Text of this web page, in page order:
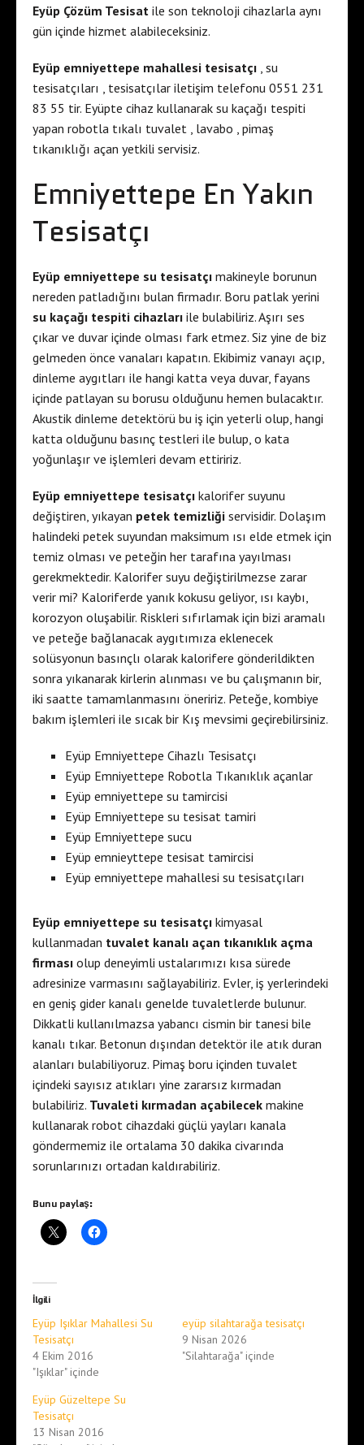
Eyüp Çözüm Tesisat ile son teknoloji cihazlarla aynı
gün içinde hizmet alabileceksiniz.
Eyüp emniyettepe mahallesi tesisatçı , su
tesisatçıları , tesisatçılar iletişim telefonu 0551 231
83 55 tir. Eyüpte cihaz kullanarak su kaçağı tespiti
yapan robotla tıkalı tuvalet , lavabo , pimaş
tıkanıklığı açan yetkili servisiz.
Emniyettepe En Yakın
Tesisatçı
Eyüp emniyettepe su tesisatçı makineyle borunun
nereden patladığını bulan firmadır. Boru patlak yerini
su kaçağı tespiti cihazları ile bulabiliriz. Aşırı ses
çıkar ve duvar içinde olması fark etmez. Siz yine de biz
gelmeden önce vanaları kapatın. Ekibimiz vanayı açıp,
dinleme aygıtları ile hangi katta veya duvar, fayans
içinde patlayan su borusu olduğunu hemen bulacaktır.
Akustik dinleme detektörü bu iş için yeterli olup, hangi
katta olduğunu basınç testleri ile bulup, o kata
yoğunlaşır ve işlemleri devam ettiririz.
Eyüp emniyettepe tesisatçı kalorifer suyunu
değiştiren, yıkayan petek temizliği servisidir. Dolaşım
halindeki petek suyundan maksimum ısı elde etmek için
temiz olması ve peteğin her tarafına yayılması
gerekmektedir. Kalorifer suyu değiştirilmezse zarar
verir mi? Kaloriferde yanık kokusu geliyor, ısı kaybı,
korozyon oluşabilir. Riskleri sıfırlamak için bizi aramalı
ve peteğe bağlanacak aygıtımıza eklenecek
solüsyonun basınçlı olarak kalorifere gönderildikten
sonra yıkanarak kirlerin alınması ve bu çalışmanın bir,
iki saatte tamamlanmasını öneririz. Peteğe, kombiye
bakım işlemleri ile sıcak bir Kış mevsimi geçirebilirsiniz.
Eyüp Emniyettepe Cihazlı Tesisatçı
Eyüp Emniyettepe Robotla Tıkanıklık açanlar
Eyüp emniyettepe su tamircisi
Eyüp Emniyettepe su tesisat tamiri
Eyüp Emniyettepe sucu
Eyüp emnieyttepe tesisat tamircisi
Eyüp emniyettepe mahallesi su tesisatçıları
Eyüp emniyettepe su tesisatçı kimyasal
kullanmadan tuvalet kanalı açan tıkanıklık açma
firması olup deneyimli ustalarımızı kısa sürede
adresinize varmasını sağlayabiliriz. Evler, iş yerlerindeki
en geniş gider kanalı genelde tuvaletlerde bulunur.
Dikkatli kullanılmazsa yabancı cismin bir tanesi bile
kanalı tıkar. Betonun dışından detektör ile atık duran
alanları bulabiliyoruz. Pimaş boru içinden tuvalet
içindeki sayısız atıkları yine zararsız kırmadan
bulabiliriz. Tuvaleti kırmadan açabilecek makine
kullanarak robot cihazdaki güçlü yayları kanala
göndermemiz ile ortalama 30 dakika civarında
sorunlarınızı ortadan kaldırabiliriz.
Bunu paylaş:
İlgili
Eyüp Işıklar Mahallesi Su
Tesisatçı
4 Ekim 2016
"Işıklar" içinde
eyüp silahtarağa tesisatçı
9 Nisan 2026
"Silahtarağa" içinde
Eyüp Güzeltepe Su
Tesisatçı
13 Nisan 2016